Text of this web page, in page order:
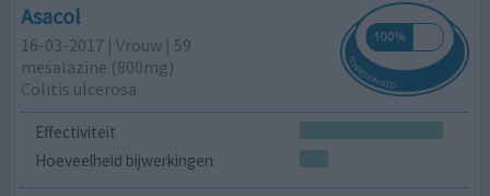
Asacol
16-03-2017 | Vrouw | 59
mesalazine (800mg)
Colitis ulcerosa
Effectiviteit
Hoeveelheid bijwerkingen